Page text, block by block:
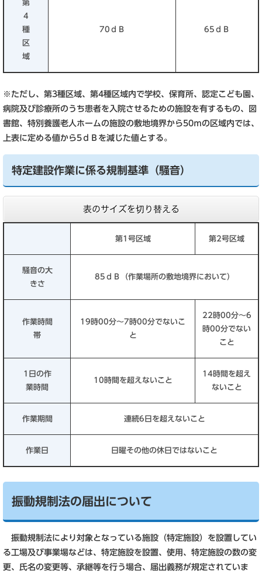
第
4
種
区
域
70ｄＢ 65ｄＢ
※ただし、第3種区域、第4種区域内で学校、保育所、認定こども園、
病院及び診療所のうち患者を入院させるための施設を有するもの、図
書館、特別養護老人ホームの施設の敷地境界から50ｍの区域内では、
上表に定める値から5ｄＢを減じた値とする。
特定建設作業に係る規制基準（騒音）
表のサイズを切り替える
第1号区域 第2号区域
騒音の大
きさ
85ｄＢ（作業場所の敷地境界において）
作業時間
帯
19時00分～7時00分でないこ
と
22時00分～6
時00分でない
こと
1日の作
業時間
10時間を超えないこと
14時間を超え
ないこと
作業期間 連続6日を超えないこと
作業日 日曜その他の休日ではないこと
振動規制法の届出について
振動規制法により対象となっている施設（特定施設）を設置してい
る工場及び事業場などは、特定施設を設置、使用、特定施設の数の変
更、氏名の変更等、承継等を行う場合、届出義務が規定されていま